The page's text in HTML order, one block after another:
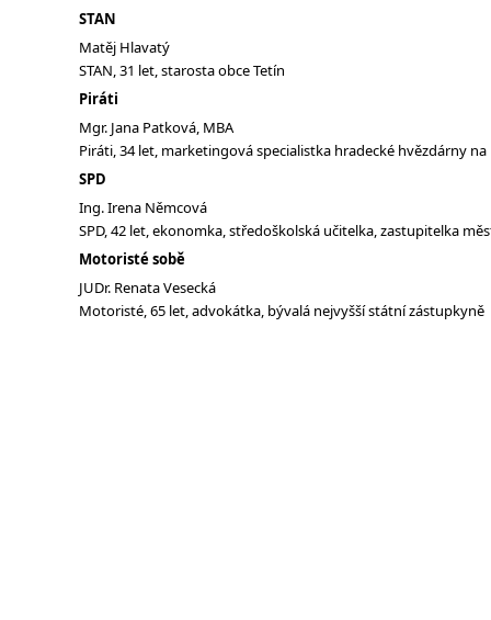
STAN
Matěj Hlavatý
STAN, 31 let, starosta obce Tetín
Piráti
Mgr. Jana Patková, MBA
Piráti, 34 let, marketingová specialistka hradecké hvězdárny
SPD
Ing. Irena Němcová
SPD, 42 let, ekonomka, středoškolská učitelka, zastupitelka
Motoristé sobě
JUDr. Renata Vesecká
Motoristé, 65 let, advokátka, bývalá nejvyšší státní zástupkyně